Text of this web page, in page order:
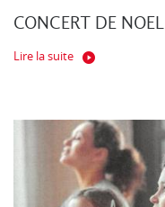
CONCERT DE NOEL
Lire la suite